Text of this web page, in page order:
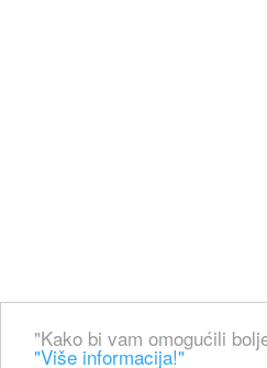
"Kako bi vam omogućili
"Više informacija!"